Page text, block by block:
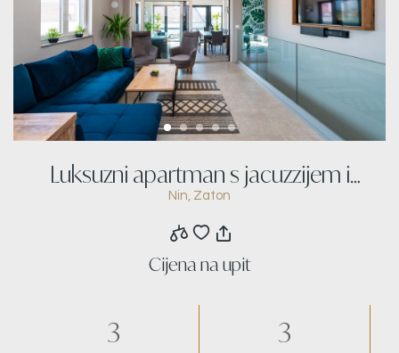
Luksuzni apartman s jacuzzijem i
Nin, Zaton
Cijena na upit
3 3